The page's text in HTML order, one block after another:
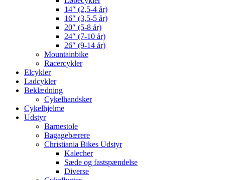
14″ (2,5-4 år)
16″ (3,5-5 år)
20″ (5-8 år)
24″ (7-10 år)
26″ (9-14 år)
Mountainbike
Racercykler
Elcykler
Ladcykler
Beklædning
Cykelhandsker
Cykelhjelme
Udstyr
Barnestole
Bagagebærere
Christiania Bikes Udstyr
Kalecher
Sæde og fastspændelse
Diverse